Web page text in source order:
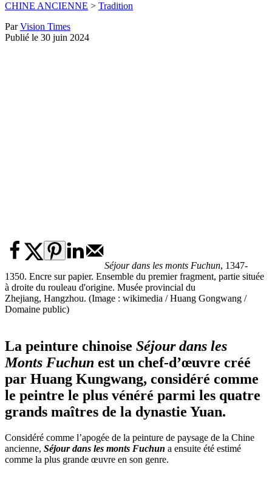
CHINE ANCIENNE > Tradition
ParVision Times
Publié le 30 juin 2024
Séjour dans les monts Fuchun, 1347-
1350. Encre sur papier. Ensemble du premier fragment, partie située
à droite du rouleau d'origine. Musée provincial du
Zhejiang, Hangzhou. (Image : wikimedia / Huang Gongwang /
Domaine public)
La peinture chinoise Séjour dans les
Monts Fuchun est un chef-d’œuvre créé
par Huang Kungwang, considéré comme
le peintre le plus vénéré parmi les quatre
grands maîtres de la dynastie Yuan.
Considéré comme l’apogée de la peinture de paysage de la Chine
ancienne, Séjour dans les monts Fuchun a ensuite été estimé
comme la plus grande œuvre en son genre.